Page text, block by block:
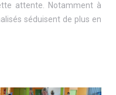
attente. Notamment à
séduisent de plus en